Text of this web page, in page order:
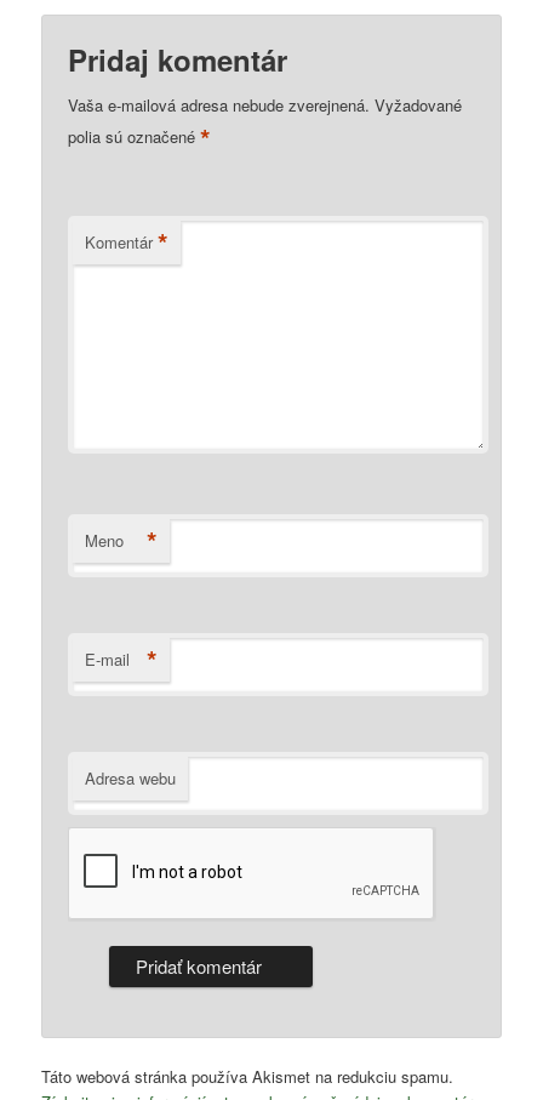
Pridaj komentár
Vaša e-mailová adresa nebude zverejnená. Vyžadované
polia sú označené*
Komentár *
Meno *
E-mail *
Adresa webu
Táto webová stránka používa Akismet na redukciu spamu.